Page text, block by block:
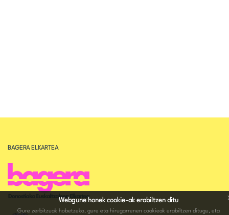
BAGERA ELKARTEA
Webgune honek cookie-ak erabiltzen ditu
Gure zerbitzuak hobetzeko, gure eta hirugarrenen cookieak erabiltzen ditugu, eta